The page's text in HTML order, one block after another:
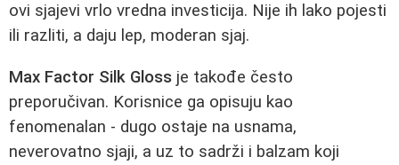
ovi sjajevi vrlo vredna investicija. Nije ih lako pojesti
ili razliti, a daju lep, moderan sjaj.
Max Factor Silk Gloss je takođe često
preporučivan. Korisnice ga opisuju kao
fenomenalan - dugo ostaje na usnama,
neverovatno sjaji, a uz to sadrži i balzam koji